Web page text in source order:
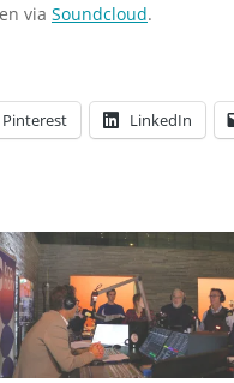
via Soundcloud.
Pinterest LinkedIn